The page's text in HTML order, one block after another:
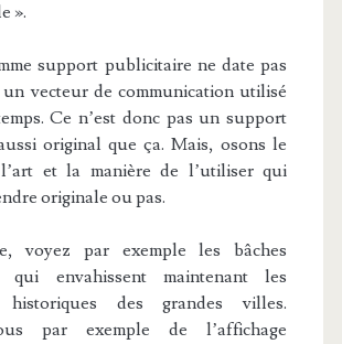
».
support publicitaire ne date pas
un vecteur de communication utilisé
Ce n’est donc pas un support
original que ça. Mais, osons le
et la manière de l’utiliser qui
originale ou pas.
voyez par exemple les bâches
qui envahissent maintenant les
historiques des grandes villes.
par exemple de l’affichage